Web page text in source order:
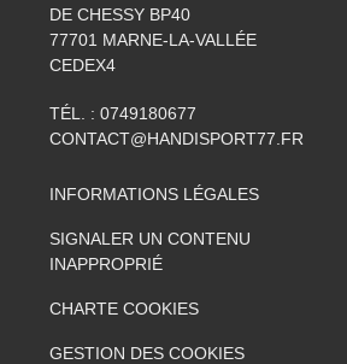
DE CHESSY BP40
77701 MARNE-LA-VALLÉE
CEDEX4
TÉL. : 0749180677
CONTACT@HANDISPORT77.FR
INFORMATIONS LÉGALES
SIGNALER UN CONTENU
INAPPROPRIÉ
CHARTE COOKIES
GESTION DES COOKIES